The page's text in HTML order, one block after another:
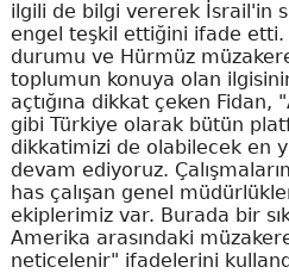
ilgili de bilgi vererek İsrail'in
engel teşkil ettiğini ifade etti.
durumu ve Hürmüz
toplumun konuya olan
açtığına dikkat çeken
gibi Türkiye olarak bütün
dikkatimizi de olabilecek en
devam ediyoruz.
has çalışan genel
ekiplerimiz var. Burada bir
Amerika arasındaki
neticelenir" ifadelerini